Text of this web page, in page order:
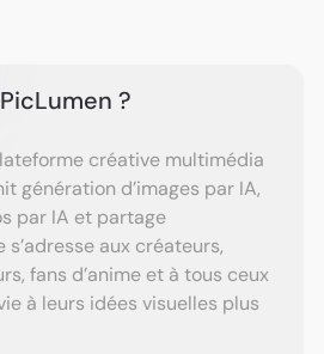
nurzy aly
?
créative multimédia
génération d’images par IA,
par IA et partage
aux créateurs,
fans d’anime et à tous ceux
à leurs idées visuelles plus